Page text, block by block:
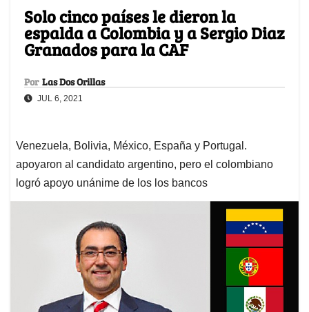
Solo cinco países le dieron la
espalda a Colombia y a Sergio Diaz
Granados para la CAF
Por Las Dos Orillas
JUL 6, 2021
Venezuela, Bolivia, México, España y Portugal.
apoyaron al candidato argentino, pero el colombiano
logró apoyo unánime de los los bancos